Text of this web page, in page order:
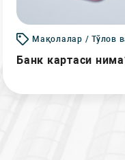
Мақолалар / Тўлов
Банк картаси